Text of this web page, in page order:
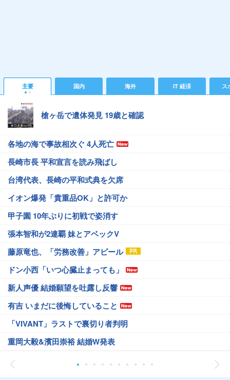
主要 国内 海外 IT 経済 ス
槍ヶ岳で遺体発見 19歳と確認
各地の海で事故相次ぐ 4人死亡
長崎市長 平和宣言を読み飛ばし
台湾代表、長崎の平和式典を欠席
イオン爆発「貴重品OK」と許可か
甲子園 10年ぶりに初戦で姿消す
張本智和が2連覇 妹とアベックV
藤原竜也、「労務改善」アピール
ドン小西「いつ心臓止まっても」
新人声優 結婚願望を吐露し反響
有吉 いまだに後悔していること
「VIVANT」ラストで裏切り者判明
重岡大毅&濱田崇裕 結婚W発表